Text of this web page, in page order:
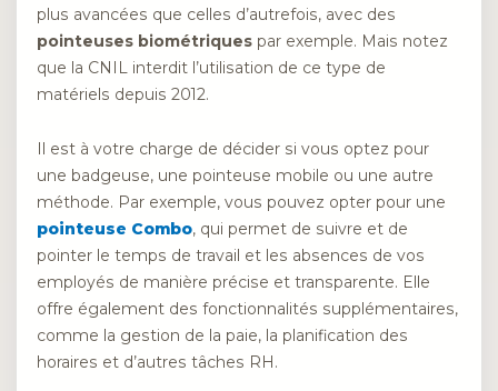
plus avancées que celles d’autrefois, avec des
pointeuses biométriques par exemple. Mais notez
que la CNIL interdit l’utilisation de ce type de
matériels depuis 2012.
Il est à votre charge de décider si vous optez pour
une badgeuse, une pointeuse mobile ou une autre
méthode. Par exemple, vous pouvez opter pour une
pointeuse Combo, qui permet de suivre et de
pointer le temps de travail et les absences de vos
employés de manière précise et transparente. Elle
offre également des fonctionnalités supplémentaires,
comme la gestion de la paie, la planification des
horaires et d’autres tâches RH.